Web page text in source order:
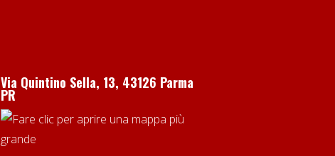
Via Quintino Sella, 13, 43126 Parma
PR